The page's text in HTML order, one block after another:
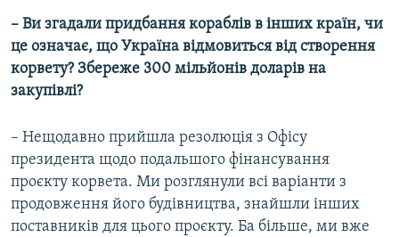
– Ви згадали придбання кораблів в інших країн, чи
це означає, що Україна відмовиться від створення
корвету? Збереже 300 мільйонів доларів на
закупівлі?
– Нещодавно прийшла резолюція з Офісу
президента щодо подальшого фінансування
проєкту корвета. Ми розглянули всі варіанти з
продовження його будівництва, знайшли інших
поставників для цього проєкту. Ба більше, ми вже